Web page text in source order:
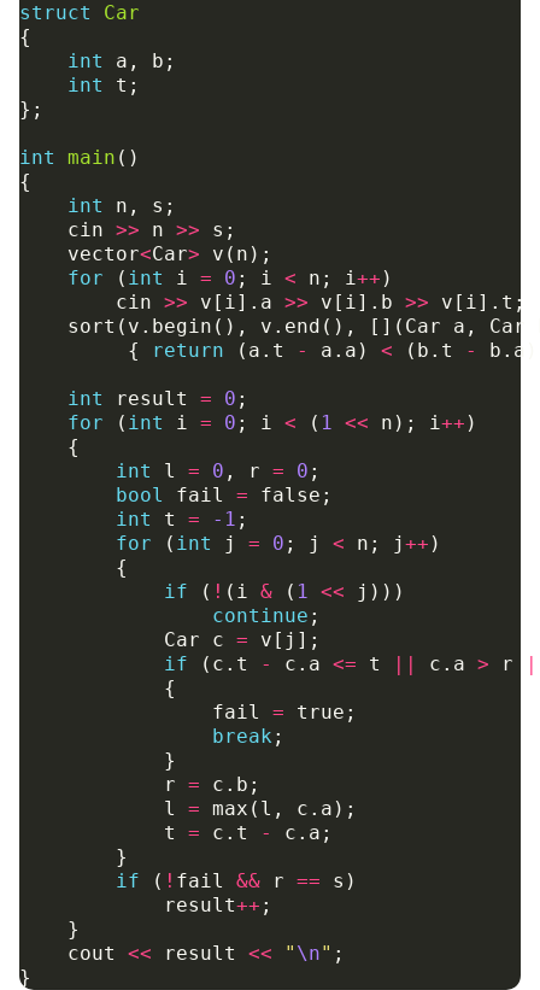
struct
Car
{
int
a , b ;
int
t ;
};
int main ()
{
int
n , s ;
cin >> n >> s ;
vector<Car> v ( n );
for
( int i = 0 ; i < n ; i++ )
cin >> v [ i]. a >> v [ i]. b >> v [ i]. t ;
sort ( v . begin (), v . end (), []( Car a , Car
{
return ( a . t - a . a ) < ( b . t - b . a
int result = 0 ;
for
( int i = 0 ; i < ( 1 << n ); i++ )
{
int
l = 0 , r = 0 ;
bool
fail = false ;
int
t = -1 ;
for
( int j = 0 ; j < n ; j++ )
{
if
( ! ( i & ( 1 << j )))
continue ;
Car
c = v [ j ];
if
( c . t - c . a <= t || c . a > r
{
fail
= true ;
break ;
}
r = c . b ;
l
= max ( l , c . a );
t
= c . t - c . a ;
}
if
( ! fail && r == s )
result++ ;
}
cout
<< result << " \n" ;
}